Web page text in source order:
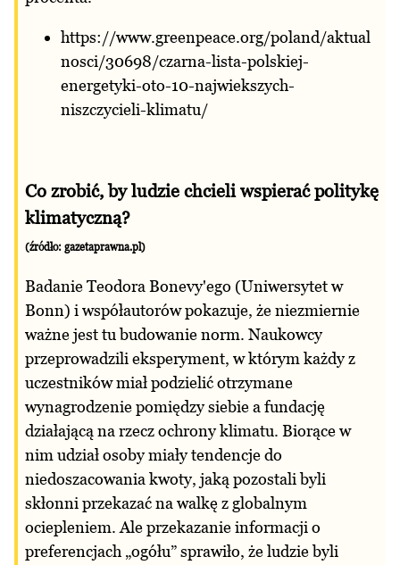
https://www.greenpeace.org/poland/aktual
nosci/30698/czarna-lista-polskiej-
energetyki-oto-10-najwiekszych-
niszczycieli-klimatu/
Co zrobić, by ludzie chcieli wspierać politykę
klimatyczną?
(źródło: gazetaprawna.pl)
Badanie Teodora Bonevy'ego (Uniwersytet w
Bonn) i współautorów pokazuje, że niezmiernie
ważne jest tu budowanie norm. Naukowcy
przeprowadzili eksperyment, w którym każdy z
uczestników miał podzielić otrzymane
wynagrodzenie pomiędzy siebie a fundację
działającą na rzecz ochrony klimatu. Biorące w
nim udział osoby miały tendencje do
niedoszacowania kwoty, jaką pozostali byli
skłonni przekazać na walkę z globalnym
ociepleniem. Ale przekazanie informacji o
preferencjach „ogółu” sprawiło, że ludzie byli